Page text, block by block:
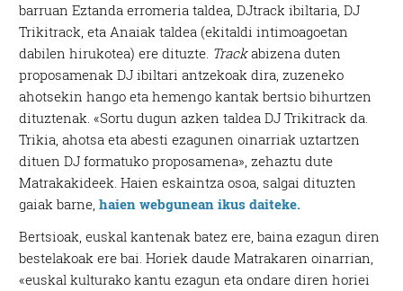
barruan Eztanda erromeria taldea, DJtrack ibiltaria, DJ
Trikitrack, eta Anaiak taldea (ekitaldi intimoagoetan
dabilen hirukotea) ere dituzte. Trackabizena duten
proposamenak DJ ibiltari antzekoak dira, zuzeneko
ahotsekin hango eta hemengo kantak bertsio bihurtzen
dituztenak. «Sortu dugun azken taldea DJ Trikitrack da.
Trikia, ahotsa eta abesti ezagunen oinarriak uztartzen
dituen DJ formatuko proposamena», zehaztu dute
Matrakakideek. Haien eskaintza osoa, salgai dituzten
gaiak barne,haienwebgunean ikus daiteke.
Bertsioak, euskal kantenak batez ere, baina ezagun diren
bestelakoak ere bai. Horiek daude Matrakaren oinarrian,
«euskal kulturako kantu ezagun eta ondare diren horiei